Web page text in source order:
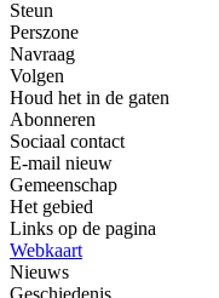
Steun
Perszone
Navraag
Volgen
Houd het in de gaten
Abonneren
Sociaal contact
E-mail nieuw
Gemeenschap
Het gebied
Links op de pagina
Webkaart
Nieuws
Geschiedenis